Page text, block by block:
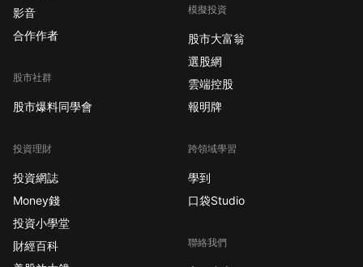
影音
合作作者
股市社群
股市爆料同學會
投資理財
投資網誌
Money錢
投資小學堂
財經百科
模擬投資
股市大富翁
選股網
雲端控股
報明牌
跨領域學習
學到
口袋Studio
聯絡我們